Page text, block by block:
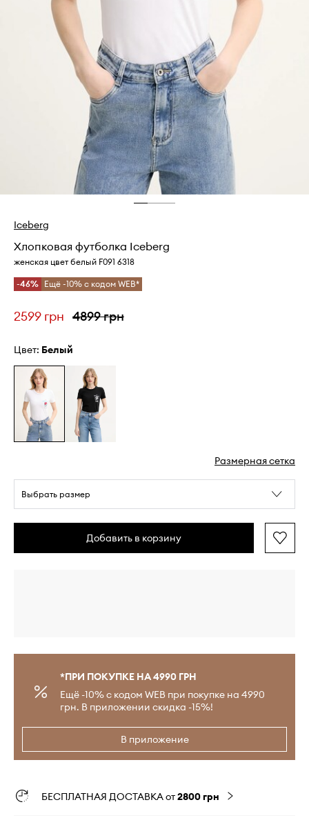
Iceberg
Хлопковая футболка Iceberg
женская цвет белый F091 6318
-46% Ещё -10% с кодом WEB*
2599 грн 4899 грн
Цвет: белый
Размерная сетка
Выбрать размер
Добавить в корзину
*ПРИ ПОКУПКЕ НА 4990 ГРН
Ещё -10% с кодом WEB при покупке на 4990
грн. В приложении скидка -15%!
В приложение
БЕСПЛАТНАЯ ДОСТАВКА от2800 грн